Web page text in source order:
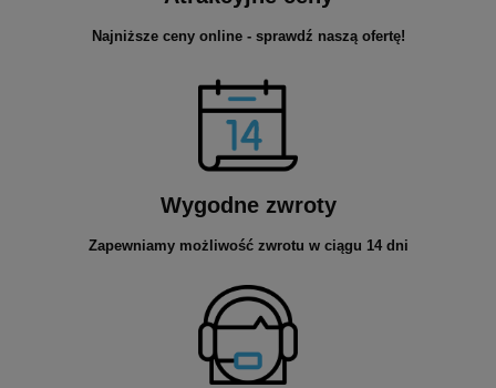
Najniższe ceny online - sprawdź naszą ofertę!
Wygodne zwroty
Zapewniamy możliwość zwrotu w ciągu 14 dni